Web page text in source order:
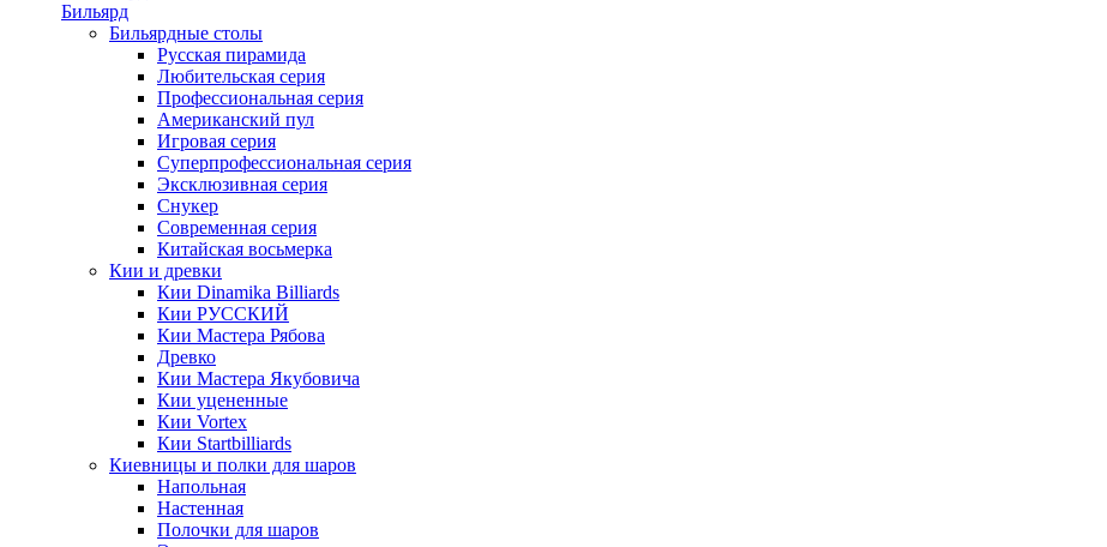
Бильярд
Бильярдные столы
Русская пирамида
Любительская серия
Профессиональная серия
Американский пул
Игровая серия
Суперпрофессиональная серия
Эксклюзивная серия
Снукер
Современная серия
Китайская восьмерка
Кии и древки
Кии Dinamika Billiards
Кии РУССКИЙ
Кии Мастера Рябова
Древко
Кии Мастера Якубовича
Кии уцененные
Кии Vortex
Кии Startbilliards
Киевницы и полки для шаров
Напольная
Настенная
Полочки для шаров